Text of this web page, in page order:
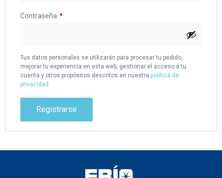
Contraseña *
Tus datos personales se utilizarán para procesar tu pedido,
mejorar tu experiencia en esta web, gestionar el acceso a tu
cuenta y otros propósitos descritos en nuestra política de
privacidad
Registrarse